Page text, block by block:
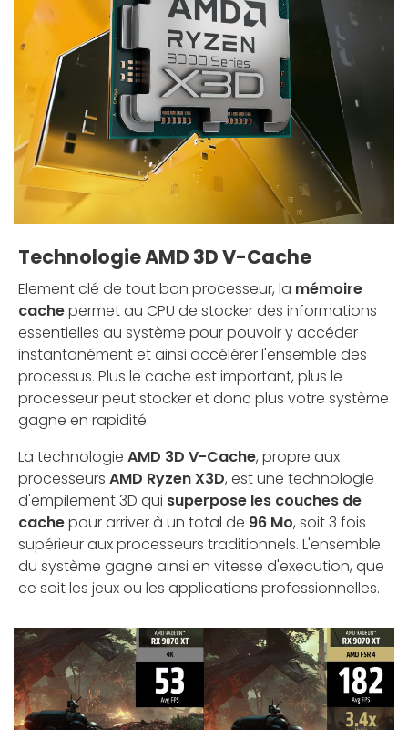
Technologie AMD 3D V-Cache
Element clé de tout bon processeur, la mémoire
cachepermet au CPU de stocker des informations
essentielles au système pour pouvoir y accéder
instantanément et ainsi accélérer l'ensemble des
processus. Plus le cache est important, plus le
processeur peut stocker et donc plus votre système
gagne en rapidité.
La technologie AMD 3D V-Cache, propre aux
processeurs AMD Ryzen X3D, est une technologie
d'empilement 3D qui superpose les couches de
cachepour arriver à un total de 96 Mo, soit 3 fois
supérieur aux processeurs traditionnels. L'ensemble
du système gagne ainsi en vitesse d'execution, que
ce soit les jeux ou les applications professionnelles.